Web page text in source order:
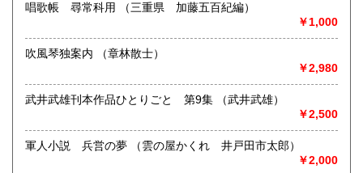
書籍の買取について
美術関係、建築関係資料等扱っております。
また、江戸期からの古地図、刷り物など、視覚的に当時の様
店頭へのお持ち込み、宅配便でのご送付のいずれも承りま
す。
唱歌帳 尋常科用 （三重県 加藤五百紀編）
￥1,000
吹風琴独案内 （章林散士）
￥2,980
武井武雄刊本作品ひとりごと 第9集 （武井武雄）
￥2,500
軍人小説 兵営の夢 （雲の屋かくれ 井戸田市太郎）
￥2,000